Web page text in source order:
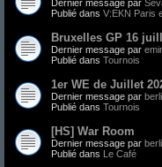
Dernier message par
Publié dans V:EKN Paris
Bruxelles GP 16
Dernier message par
Publié dans Tournois
1er WE de Juillet
Dernier message par
Publié dans Tournois
[HS] War Room
Dernier message par
Publié dans Le Café